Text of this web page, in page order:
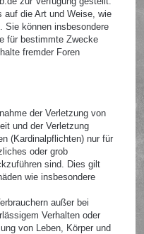
auf die Art und Weise, wie
Sie können insbesondere
für bestimmte Zwecke
fremder Foren
der Verletzung von
und der Verletzung
(Kardinalpflichten) nur für
oder grob
sind. Dies gilt
wie insbesondere
außer bei
Verhalten oder
von Leben, Körper und